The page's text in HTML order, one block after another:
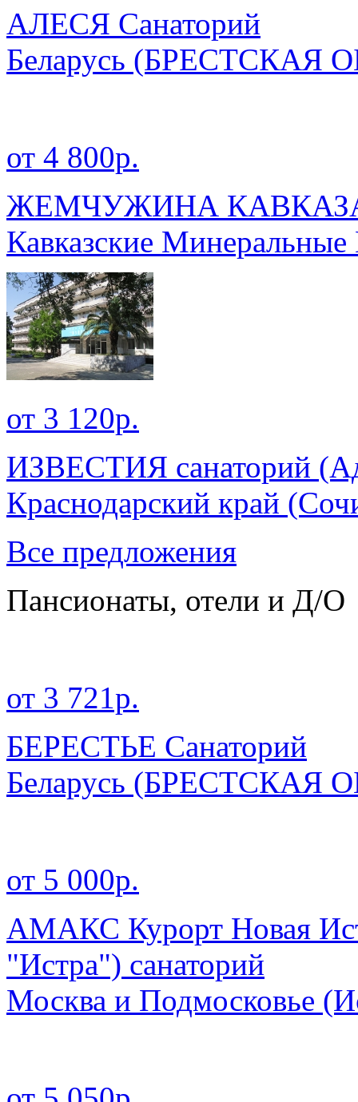
АЛЕСЯ Санаторий
Беларусь (БРЕСТСКАЯ
от 4 800р.
ЖЕМЧУЖИНА КАВКАЗА
Кавказские
от 3 120р.
ИЗВЕСТИЯ санаторий
Краснодарский край
Все предложения
Пансионаты, отели и Д/О
от 3 721р.
БЕРЕСТЬЕ Санаторий
Беларусь (БРЕСТСКАЯ
от 5 000р.
АМАКС Курорт Новая
"Истра") санаторий
Москва и Подмосковье